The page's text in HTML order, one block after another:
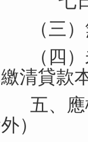
（三
（四
清貸款
五、
）